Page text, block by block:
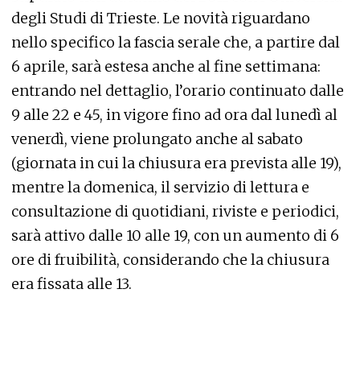
degli Studi di Trieste. Le novità riguardano
nello specifico la fascia serale che, a partire dal
6 aprile, sarà estesa anche al fine settimana:
entrando nel dettaglio, l’orario continuato dalle
9 alle 22 e 45, in vigore fino ad ora dal lunedì al
venerdì, viene prolungato anche al sabato
(giornata in cui la chiusura era prevista alle 19),
mentre la domenica, il servizio di lettura e
consultazione di quotidiani, riviste e periodici,
sarà attivo dalle 10 alle 19, con un aumento di 6
ore di fruibilità, considerando che la chiusura
era fissata alle 13.